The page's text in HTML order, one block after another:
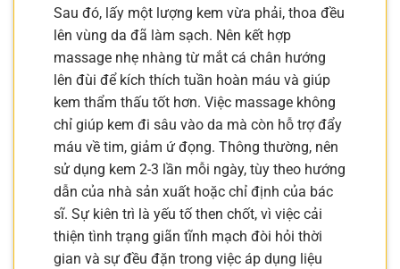
Sau đó, lấy một lượng kem vừa phải, thoa đều
lên vùng da đã làm sạch. Nên kết hợp
massage nhẹ nhàng từ mắt cá chân hướng
lên đùi để kích thích tuần hoàn máu và giúp
kem thẩm thấu tốt hơn. Việc massage không
chỉ giúp kem đi sâu vào da mà còn hỗ trợ đẩy
máu về tim, giảm ứ đọng. Thông thường, nên
sử dụng kem 2-3 lần mỗi ngày, tùy theo hướng
dẫn của nhà sản xuất hoặc chỉ định của bác
sĩ. Sự kiên trì là yếu tố then chốt, vì việc cải
thiện tình trạng giãn tĩnh mạch đòi hỏi thời
gian và sự đều đặn trong việc áp dụng liệu